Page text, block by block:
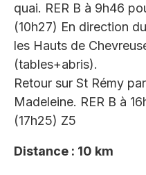
quai. RER B à 9h46
(10h27) En direction
les Hauts de
(tables+abris).
Retour sur St Rémy
Madeleine. RER B à
(17h25) Z5
Distance : 10 km